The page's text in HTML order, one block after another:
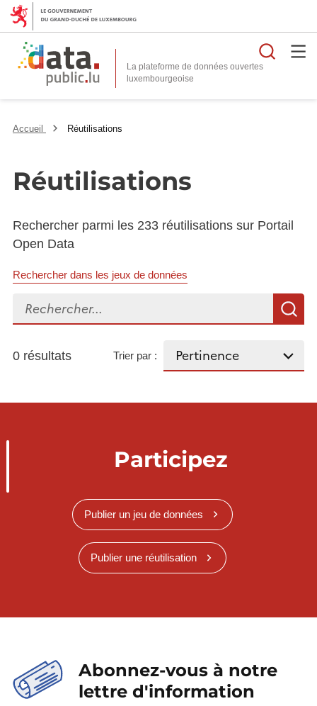
La plateforme de données ouvertes
Accueil Réutilisations
Réutilisations
Rechercher parmi les 233 réutilisations sur Portail
Open Data
Rechercher dans les jeux de données
Rechercher...
0 résultats Trier par :
Participez
Publier un jeu de données
Publier une réutilisation
Abonnez-vous à notre
lettre d'information